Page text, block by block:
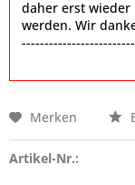
daher erst wieder
werden. Wir
Merken
Artikel-Nr.: